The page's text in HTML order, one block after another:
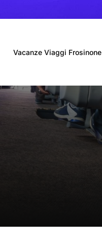
Vacanze Viaggi Frosinone